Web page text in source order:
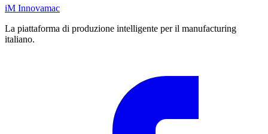
iM Innovamac
La piattaforma di produzione intelligente per il manufacturing
italiano.